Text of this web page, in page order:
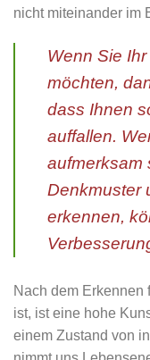
nicht miteinander im
Wenn Sie
möchten,
dass Ihnen
auffallen.
aufmerksam
Denkmuster
erkennen,
Nach dem Erkennen
ist, ist eine hohe
einem Zustand von